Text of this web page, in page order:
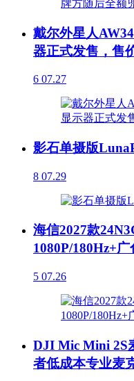
戴尔外星人
器正式发售，售
6 07.27
影石单摄版
8 07.29
海信2027款
1080P/180Hz+
5 07.26
DJI Mic Mini 2S
者低成本专业麦